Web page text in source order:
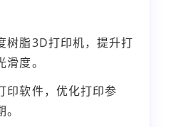
树脂3D打印机，提升打
度。
印软件，优化打印参